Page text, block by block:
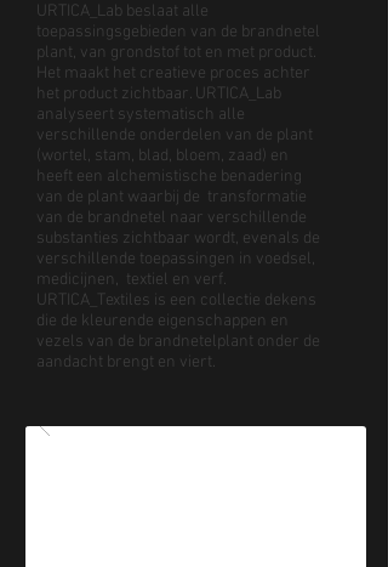
URTICA_Lab beslaat alle
toepassingsgebieden van de brandnetel
plant, van grondstof tot en met product.
Het maakt het creatieve proces achter
het product zichtbaar. URTICA_Lab
analyseert systematisch alle
verschillende onderdelen van de plant
(wortel, stam, blad, bloem, zaad) en
heeft een alchemistische benadering
van de plant waarbij de transformatie
van de brandnetel naar verschillende
substanties zichtbaar wordt, evenals de
verschillende toepassingen in voedsel,
medicijnen, textiel en verf.
URTICA_Textiles is een collectie dekens
die de kleurende eigenschappen en
vezels van de brandnetelplant onder de
aandacht brengt en viert.